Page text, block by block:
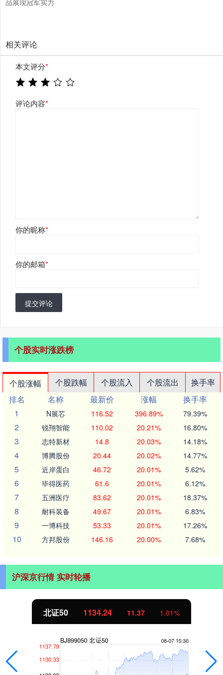
相关评论
本文评分*
评论内容*
你的昵称*
你的邮箱*
提交评论
个股实时涨跌榜
个股涨幅 个股跌幅 个股流入 个股流出
换手率
排名
名称 最新价 涨幅
换手率
1
N展芯 116.52 396.89% 79.39%
2 锐翔智能 110.02 20.21% 16.80%
3 志特新材 14.8 20.03% 14.18%
4 博腾股份 20.44 20.02% 14.77%
5 近岸蛋白 46.72 20.01% 5.62%
6 毕得医药 61.6 20.01% 6.12%
7 五洲医疗 83.62 20.01% 18.37%
8 耐科装备 49.67 20.01% 6.83%
9 一博科技 53.33 20.01% 17.26%
10 方邦股份 146.16 20.00% 7.68%
沪深京行情 实时轮播
北证50 1134.24 11.37 1.01%